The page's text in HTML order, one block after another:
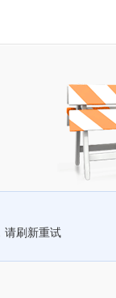
请刷新重试